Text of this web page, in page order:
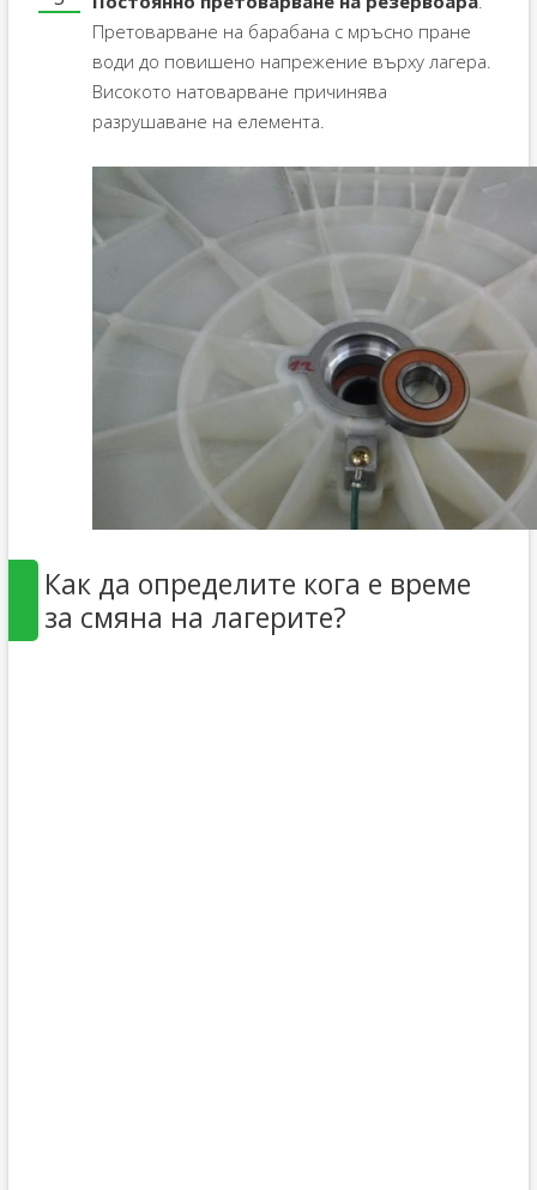
Претоварване на барабана с мръсно пране
води до повишено напрежение върху лагера.
Високото натоварване причинява
разрушаване на елемента.
Как да определите кога е време
за смяна на лагерите?